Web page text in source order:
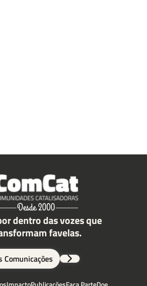
dentro das vozes que
favelas.
Comunicações